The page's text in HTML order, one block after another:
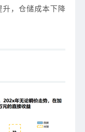
，仓储成本下降